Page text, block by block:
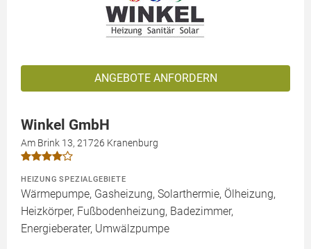
ANGEBOTE ANFORDERN
Winkel GmbH
Am Brink 13, 21726 Kranenburg
HEIZUNG SPEZIALGEBIETE
Wärmepumpe, Gasheizung, Solarthermie, Ölheizung,
Heizkörper, Fußbodenheizung, Badezimmer,
Energieberater, Umwälzpumpe